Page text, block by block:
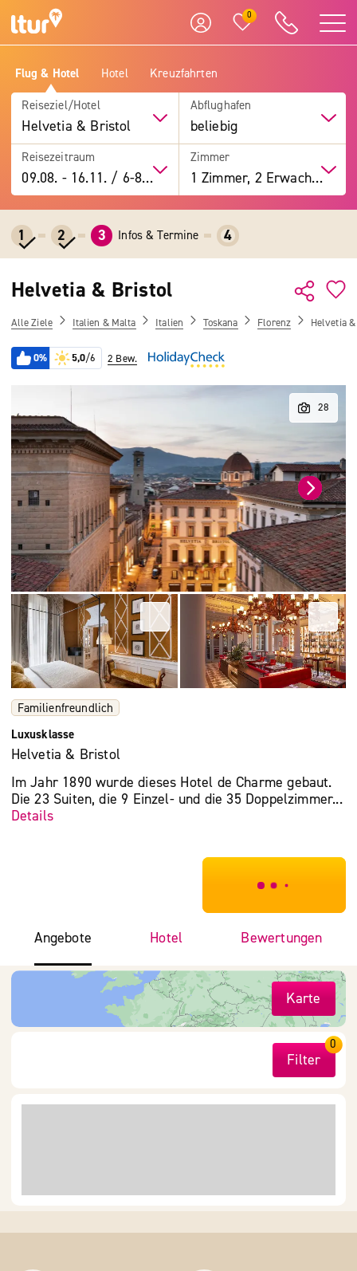
0
Flug & Hotel Hotel Kreuzfahrten
Reiseziel/Hotel
Helvetia & Bristol
Abflughafen
beliebig
Reisezeitraum
09.08. -16.11. / 6-8 Tage
Zimmer
1 Zimmer, 2 Erwachsene
1 2 3 Infos & Termine 4
Helvetia & Bristol
Alle Ziele Italien & Malta Italien Toskana Florenz Helvetia
0% 5,0/6 2 Bew.
Familienfreundlich
Luxusklasse
Helvetia & Bristol
Im Jahr 1890 wurde dieses Hotel de Charme gebaut.
Die 23 Suiten, die 9 Einzel- und die 35 Doppelzimmer...
Details
***************
Angebote Hotel Bewertungen
Karte
Filter
0